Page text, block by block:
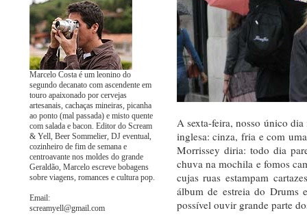
A sexta-feira, nosso único
inglesa: cinza, fria e com
Morrissey diria: todo dia
chuva na mochila e fomos
cujas ruas estampam
álbum de estreia do Drums
possível ouvir grande parte
Marcelo Costa é um leonino do
segundo decanato com ascendente em
touro apaixonado por cervejas
artesanais, cachaças mineiras, picanha
ao ponto (mal passada) e misto quente
com salada e bacon. Editor do Scream
& Yell, Beer Sommelier, DJ eventual,
cozinheiro de fim de semana e
centroavante nos moldes do grande
Geraldão, Marcelo escreve bobagens
sobre viagens, romances e cultura pop.
Email:
screamyell@gmail.com